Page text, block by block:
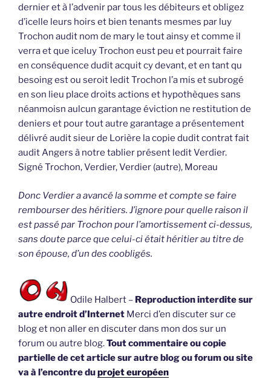
dernier et à l’advenir par tous les débiteurs et obligez
d’icelle leurs hoirs et bien tenants mesmes par luy
Trochon audit nom de mary le tout ainsy et comme il
verra et que iceluy Trochon eust peu et pourrait faire
en conséquence dudit acquit cy devant, et en tant qu
besoing est ou seroit ledit Trochon l’a mis et subrogé
en son lieu place droits actions et hypothèques sans
néanmoisn aulcun garantage éviction ne restitution de
deniers et pour tout autre garantage a présentement
délivré audit sieur de Lorière la copie dudit contrat fait
audit Angers à notre tablier présent ledit Verdier.
Signé Trochon, Verdier, Verdier (autre), Moreau
Donc Verdier a avancé la somme et compte se faire
rembourser des héritiers. J’ignore pour quelle raison il
est passé par Trochon pour l’amortissement ci-dessus,
sans doute parce que celui-ci était héritier au titre de
son épouse, d’un des coobligés.
Odile Halbert – Reproduction interdite sur
autre endroit d’Internet Merci d’en discuter sur ce
blog et non aller en discuter dans mon dos sur un
forum ou autre blog.Tout commentaire ou copie
partielle de cet article sur autre blog ou forum ou site
va à l’encontre duprojet européen